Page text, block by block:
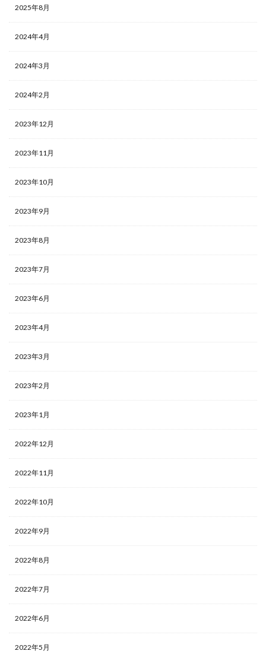
2025年8月
2024年4月
2024年3月
2024年2月
2023年12月
2023年11月
2023年10月
2023年9月
2023年8月
2023年7月
2023年6月
2023年4月
2023年3月
2023年2月
2023年1月
2022年12月
2022年11月
2022年10月
2022年9月
2022年8月
2022年7月
2022年6月
2022年5月